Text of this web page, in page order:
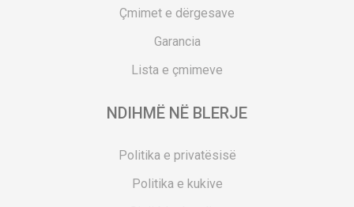
Çmimet e dërgesave
Garancia
Lista e çmimeve
NDIHMË NË BLERJE
Politika e privatësisë
Politika e kukive